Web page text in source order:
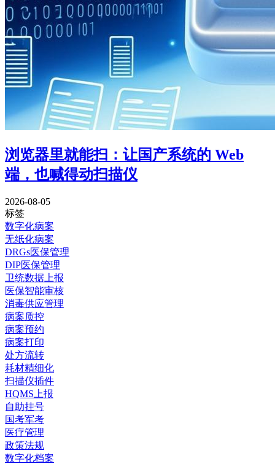
浏览器里就能扫：让国产系统的 Web
端，也喊得动扫描仪
2026-08-05
标签
数字化病案
无纸化病案
DRGs医保管理
DIP医保管理
卫统数据上报
医保智能审核
消毒供应管理
病案质控
病案预约
病案打印
处方流转
耗材精细化
扫描仪插件
HQMS上报
自助挂号
国考军考
医疗管理
政策法规
数字化档案